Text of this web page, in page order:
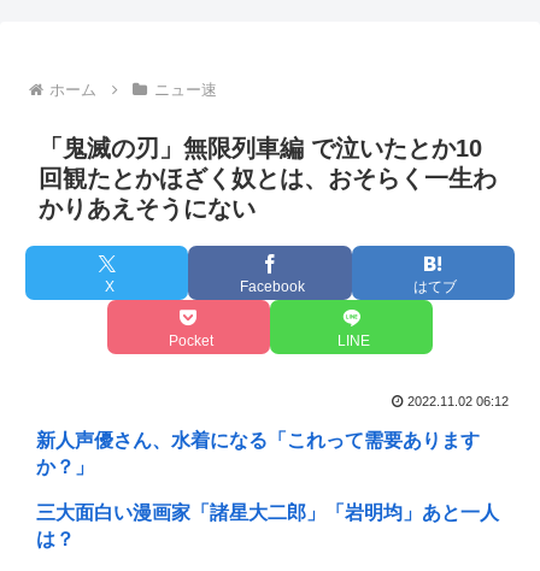
ホーム ニュー速
「鬼滅の刃」無限列車編 で泣いたとか10
回観たとかほざく奴とは、おそらく一生わ
かりあえそうにない
X Facebook はてブ
Pocket LINE
2022.11.02 06:12
新人声優さん、水着になる「これって需要あります
か？」
三大面白い漫画家「諸星大二郎」「岩明均」あと一人
は？